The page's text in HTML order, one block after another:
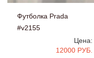
Футболка Prada
#v2155
Цена:
12000 РУБ.